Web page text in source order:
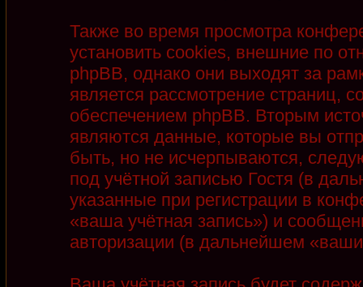
Также во время просмотра
установить cookies, внешние по
phpBB, однако они выходят за
является рассмотрение страниц,
обеспечением phpBB. Вторым
являются данные, которые вы
быть, но не исчерпываются,
под учётной записью Гостя (в
указанные при регистрации в
«ваша учётная запись») и
авторизации (в дальнейшем